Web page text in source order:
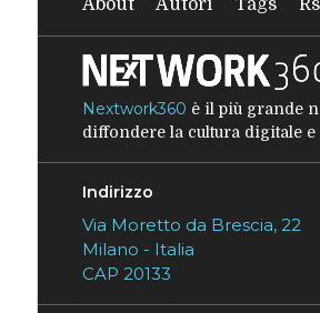
About Autori Tags
Nextwork360 è il più grande
diffondere la cultura digitale
Indirizzo
Via Moretto da Brescia, 22
Milano - Italia
CAP 20133